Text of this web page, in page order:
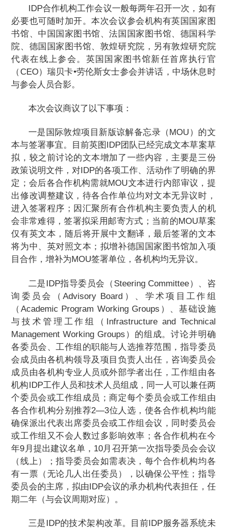
IDP合作机构工作会议一般每两年召开一次，如有
必要也可随时加开。本次会议参会机构有英国国家图
书馆、中国国家图书馆、法国国家图书馆、德国科学
院、德国国家图书馆、敦煌研究院，另有敦煌研究院
代表在线上参会。英国国家图书馆新任首席执行官
（CEO）瑞贝卡•劳伦斯女士参会并讲话，中场休息时
与参会人员合影。
本次会议商议了以下事项：
一是国际敦煌项目新版谅解备忘录（MOU）的文
本与签署事宜。目前英图IDP团队已经完成文本草案草
拟，较之前讨论的文本增加了一些内容，主要是三份
政策说明文件，对IDP的各项工作、活动作了明确的界
定；会后各合作机构需就MOU文本进行内部审议，提
出修改调整建议，待各合作单位均对文本无异议时，
进入签署程序；因汇聚所有合作机构主要负责人的机
会非常难得，签署拟采用邮寄方式；当前的MOU草案
仅有英文本，随后将开展中文翻译，最后签署的文本
将为中、英对照文本；拟增补德国国家图书馆加入项
目合作，增补为MOU签署单位，各机构均无异议。
二是IDP指导委员会（Steering Committee）、咨
询委员会（Advisory Board）、学术项目工作组
（Academic Program Working Groups）、基础设施
与技术管理工作组（Infrastructure and Technical
Management Working Groups）的组成。讨论并明确
各委员会、工作组的职能与人选推荐范围，指导委员
会成员由各机构领导及项目负责人出任，咨询委员会
成员由各机构专业人员或外部学者出任，工作组由各
机构IDP工作人员和技术人员组成，同一人可以兼任两
个委员会或工作组成员；商定每个委员会或工作组由
各合作机构分别推荐2—3位人选，使各合作机构均能
确保派出代表出席委员会或工作组会议，同时委员会
或工作组又不会人数过多影响效率；各合作机构在今
年9月提出建议名单，10月召开第一次指导委员会会议
（线上）；指导委员会如需表决，每个合作机构均各
有一票（无论几人出任委员），以确保公平性；指导
委员会的主席，拟由IDP会议的承办机构代表担任，任
期二年（与会议周期对应）。
三是IDP的技术架构改革。目前IDP服务器系统未